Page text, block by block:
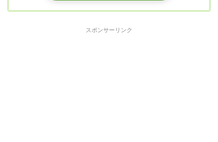
スポンサーリンク